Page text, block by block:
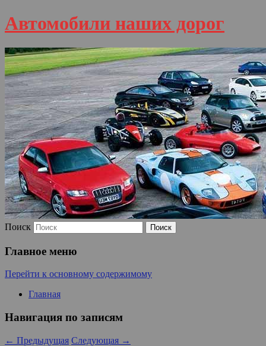
Автомобили наших дорог
Поиск
Главное меню
Перейти к основному содержимому
Главная
Навигация по записям
← Предыдущая Следующая →